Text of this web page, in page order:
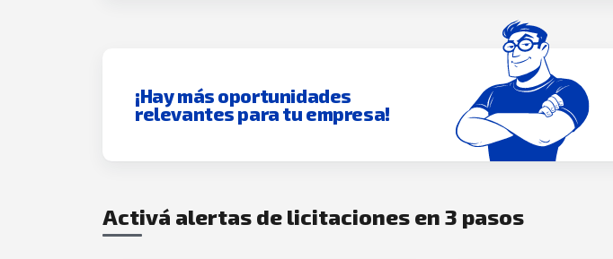
¡Hay más oportunidades
relevantes para tu empresa!
Activá alertas de licitaciones en 3 pasos